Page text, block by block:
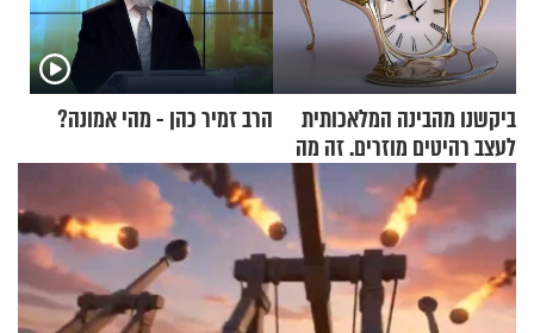
ביקשנו מהבינה המלאכותית
לעצב רהיטים מוזרים. זה מה
הרב זמיר כהן - מהי אמונה?